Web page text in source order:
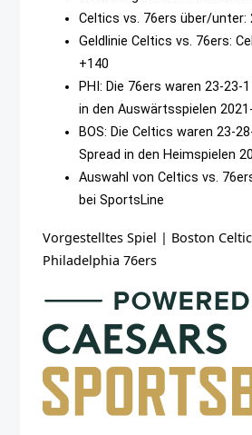
Celtics vs. 76ers über/unter:
Geldlinie Celtics vs. 76ers:
+140
PHI: Die 76ers waren 23-23-
in den Auswärtsspielen
BOS: Die Celtics waren 23-
Spread in den Heimspielen
Auswahl von Celtics vs.
bei SportsLine
Vorgestelltes Spiel | Boston
Philadelphia 76ers